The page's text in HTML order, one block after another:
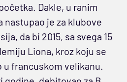
Dakle, u ranim
nastupao je za klubove
da bi 2015, sa svega 15
Liona, kroz koju se
u francuskom velikanu.